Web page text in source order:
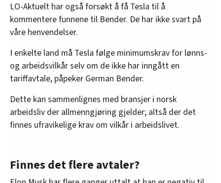
LO-Aktuelt har også forsøkt å få Tesla til å
kommentere funnene til Bender. De har ikke svart på
våre henvendelser.
I enkelte land må Tesla følge minimumskrav for lønns-
og arbeidsvilkår selv om de ikke har inngått en
tariffavtale, påpeker German Bender.
Dette kan sammenlignes med bransjer i norsk
arbeidsliv der allmenngjøring gjelder; altså der det
finnes ufravikelige krav om vilkår i arbeidslivet.
Finnes det flere avtaler?